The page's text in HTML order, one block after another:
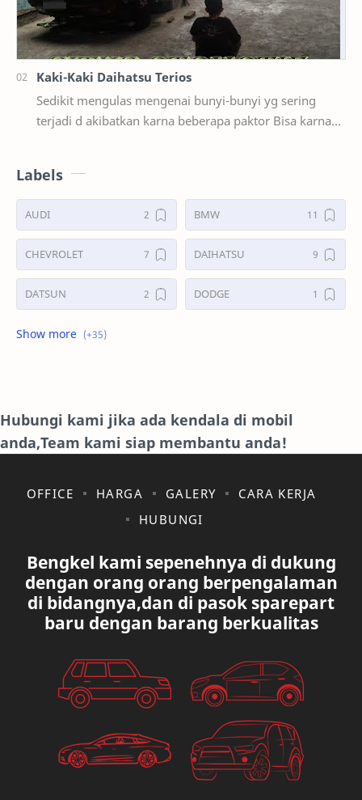
Kaki-Kaki Daihatsu Terios
Sedikit mengulas mengenai bunyi-bunyi yg sering
terjadi d akibatkan karna beberapa paktor Bisa karna
Labels
AUDI BMW
CHEVROLET DAIHATSU
DATSUN DODGE
FORD
INTERNET ISUZU
JAGUAR. KAKI-KAKI
KIA KONSULTASI
MAZDA MERCEDES BANZ
MITSUBISHI MUSIK
PAUGEOT PETA
PORUM
PROTON RANGE ROVER
Hubungi kami jika ada kendala di mobil
anda,Team kami siap membantu anda!
OFFICE HARGA GALERY
CARA KERJA
HUBUNGI
Bengkel kami sepenehnya di dukung
dengan orang orang berpengalaman
di bidangnya,dan di pasok sparepart
baru dengan barang berkualitas